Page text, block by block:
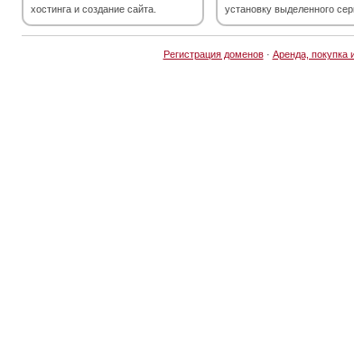
хостинга и создание сайта.
установку выделенного
Регистрация доменов· Аренда, покупка